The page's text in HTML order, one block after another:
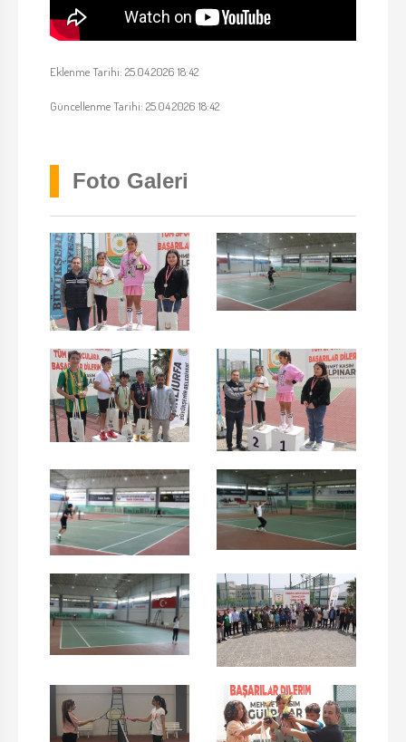
Eklenme Tarihi: 25.04.2026 18:42
Güncellenme Tarihi: 25.04.2026 18:42
Foto Galeri